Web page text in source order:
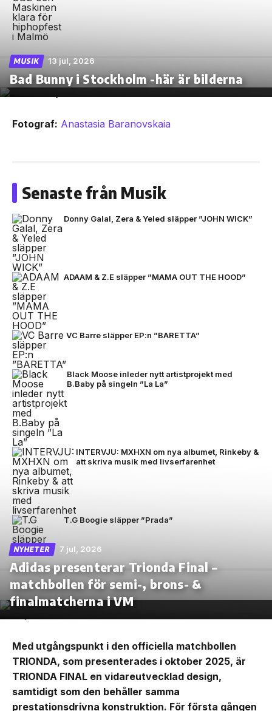
MUSIK 13 jul, 2026
Bad Bunny i Stockholm -här är bilderna
Fotograf: Anastasia Baranovskaia
Senaste från Musik
Donny Galal, Zera & Yeled släpper ”JOHN WICK”
ADAAM & Z.E släpper ”MAMA OUT THE HOOD”
VC Barre släpper EP:n ”BARETTA”
Black Moose inleder nytt artistprojekt med
B.Baby på singeln ”La La”
INTERVJU: MXHXN om nya albumet, Rinkeby &
att skriva musik med livserfarenhet
T.G Boogie släpper ”Prada”
NYHETER 7 jul, 2026
Adidas presenterar Trionda Final –
matchbollen för semi-, brons- &
finalmatcherna i VM
Med utgångspunkt i den officiella matchbollen
TRIONDA, som presenterades i oktober 2025, är
TRIONDA FINAL en vidareutvecklad design,
samtidigt som den behåller samma
prestationsdrivna konstruktion. För första gången